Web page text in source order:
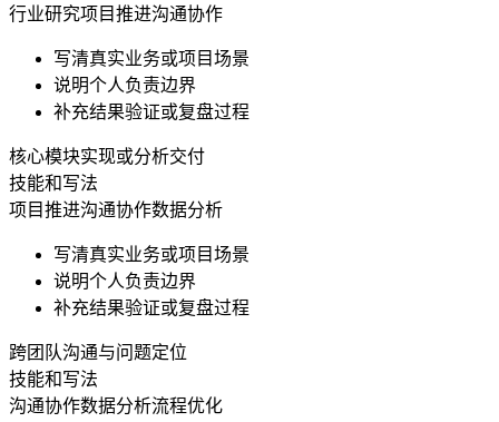
行业研究项目推进沟通协作
写清真实业务或项目场景
说明个人负责边界
补充结果验证或复盘过程
核心模块实现或分析交付
技能和写法
项目推进沟通协作数据分析
写清真实业务或项目场景
说明个人负责边界
补充结果验证或复盘过程
跨团队沟通与问题定位
技能和写法
沟通协作数据分析流程优化